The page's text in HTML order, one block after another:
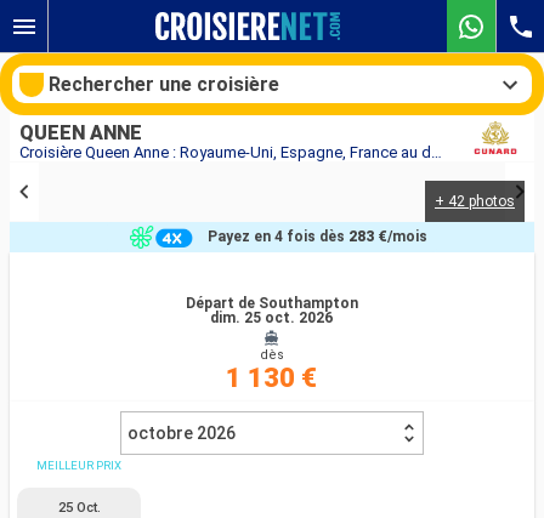
Croisière Queen Anne : Royaume-Uni, Espagne, France au départ de Southampton
QUEEN ANNE
+ 42 photos
Départ de Southampton
dim. 25 oct. 2026
dès
1 130 €
Payez en 4 fois dès 283 €/mois
octobre 2026
MEILLEUR PRIX
25 Oct.
Rechercher une croisière
Nos destinations
Compagnies
Rechercher